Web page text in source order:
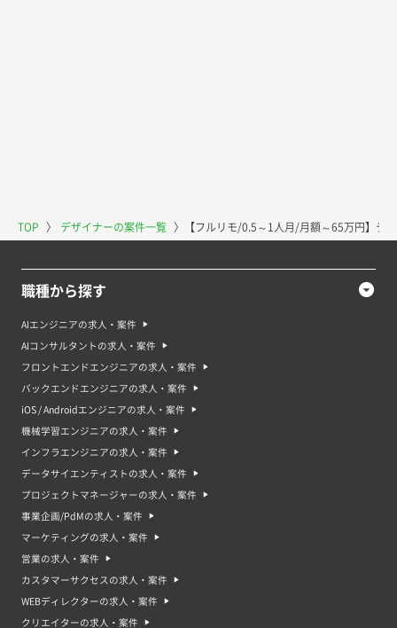
TOP 〉 デザイナーの案件一覧 〉 【フルリモ/0.5～1人月/月額～65万円】デ
職種から探す
AIエンジニアの求人・案件
AIコンサルタントの求人・案件
フロントエンドエンジニアの求人・案件
バックエンドエンジニアの求人・案件
iOS / Androidエンジニアの求人・案件
機械学習エンジニアの求人・案件
インフラエンジニアの求人・案件
データサイエンティストの求人・案件
プロジェクトマネージャーの求人・案件
事業企画/PdMの求人・案件
マーケティングの求人・案件
営業の求人・案件
カスタマーサクセスの求人・案件
WEBディレクターの求人・案件
クリエイターの求人・案件